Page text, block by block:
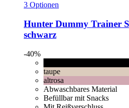
3 Optionen
Hunter Dummy Trainer
schwarz
-40%
taupe
altrosa
Abwaschbares Material
Befüllbar mit Snacks